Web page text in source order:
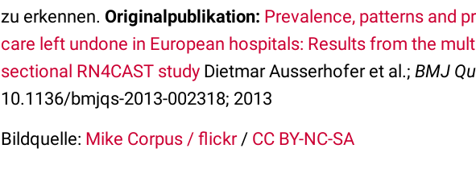
zu erkennen. Originalpublikation: Prevalence, patterns and
care left undone in European hospitals: Results from the
sectional RN4CAST study Dietmar Ausserhofer et al.; BMJ
10.1136/bmjqs-2013-002318; 2013
Bildquelle: Mike Corpus / flickr/ CC BY-NC-SA